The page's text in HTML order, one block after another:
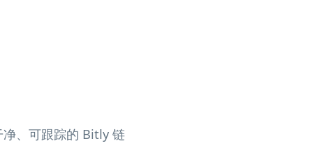
、可跟踪的 Bitly 链